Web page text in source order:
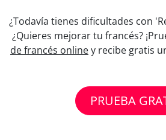
¿Todavía tienes dificultades con
¿Quieres mejorar tu francés?
de francés onliney recibe gratis
PRUEBA